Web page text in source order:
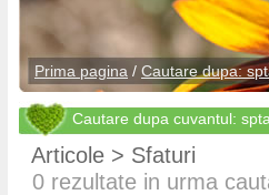
Prima pagina / Cautare dupa:
Cautare dupa cuvantul:
Articole > Sfaturi
0 rezultate in urma